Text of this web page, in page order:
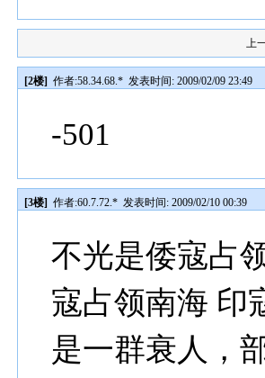
上
[2楼] 作者:58.34.68.* 发表时间: 2009/02/09 23:49
-501
[3楼] 作者:60.7.72.* 发表时间: 2009/02/10 00:39
不光是倭寇占
寇占领南海 印
是一群衰人，